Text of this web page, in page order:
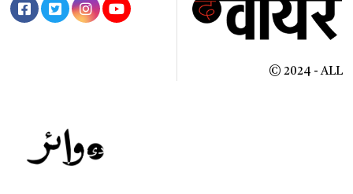
© 2024 - ALL